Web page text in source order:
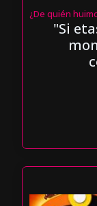
¿De quién
"Si